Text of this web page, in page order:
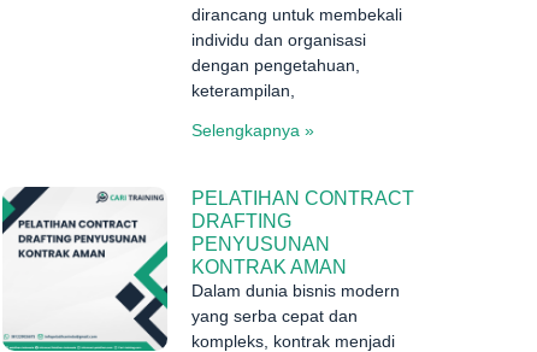
dirancang untuk membekali
individu dan organisasi
dengan pengetahuan,
keterampilan,
Selengkapnya »
PELATIHAN CONTRACT
DRAFTING
PENYUSUNAN
KONTRAK AMAN
Dalam dunia bisnis modern
yang serba cepat dan
kompleks, kontrak menjadi